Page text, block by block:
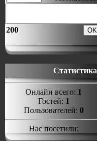
200
Статистика
Онлайн всего: 1
Гостей: 1
Пользователей: 0
Нас посетили: